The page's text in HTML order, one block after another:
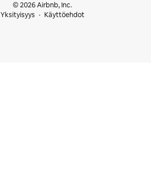
© 2026 Airbnb, Inc.
Yksityisyys
Käyttöehdot